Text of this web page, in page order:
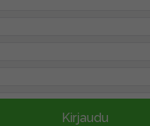
Kirjaudu